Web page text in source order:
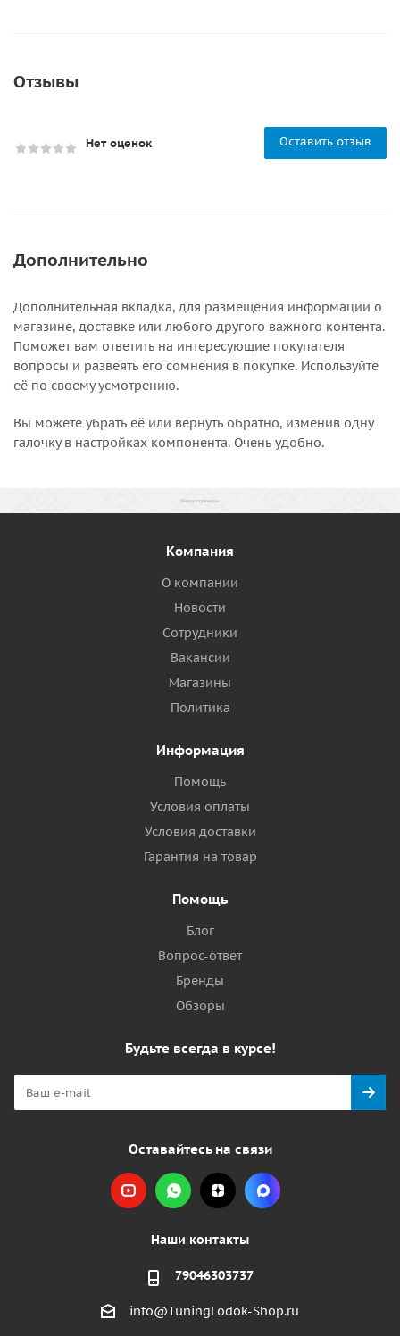
Отзывы
Нет оценок Оставить отзыв
Дополнительно
Дополнительная вкладка, для размещения информации о
магазине, доставке или любого другого важного контента.
Поможет вам ответить на интересующие покупателя
вопросы и развеять его сомнения в покупке. Используйте
её по своему усмотрению.
Вы можете убрать её или вернуть обратно, изменив одну
галочку в настройках компонента. Очень удобно.
Компания
О компании
Новости
Сотрудники
Вакансии
Магазины
Политика
Информация
Помощь
Условия оплаты
Условия доставки
Гарантия на товар
Помощь
Блог
Вопрос-ответ
Бренды
Обзоры
Будьте всегда в курсе!
Оставайтесь на связи
Наши контакты
79046303737
info@TuningLodok-Shop.ru